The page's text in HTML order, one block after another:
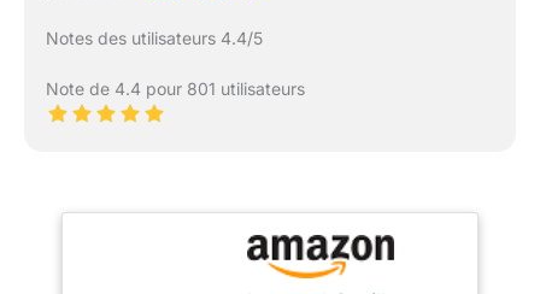
Notes des utilisateurs 4.4/5
Note de 4.4 pour 801 utilisateurs